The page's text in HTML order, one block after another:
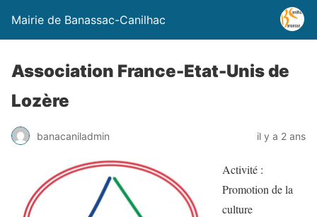
Mairie de Banassac-Canilhac
Association France-Etat-Unis de
Lozère
banacaniladmin il y a 2 ans
Activité :
Promotion de la
culture